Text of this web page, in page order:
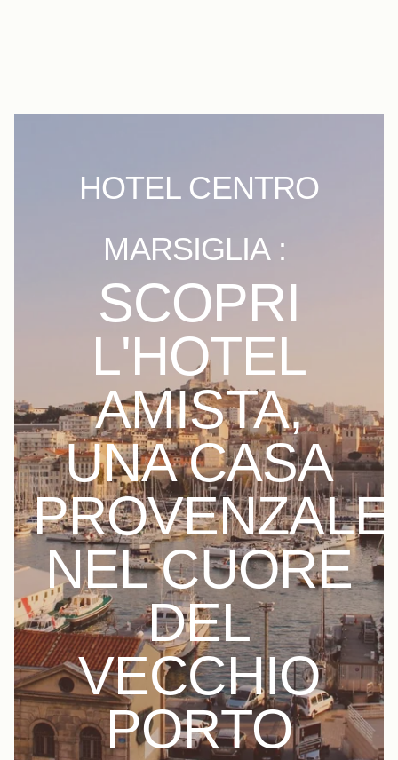
HOTEL CENTRO
MARSIGLIA :
SCOPRI
L'HOTEL
AMISTA,
UNA CASA
PROVENZALE
NEL CUORE
DEL
VECCHIO
PORTO